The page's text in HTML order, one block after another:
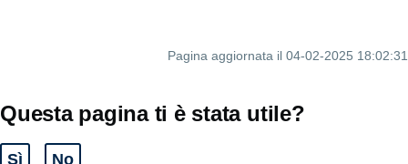
Pagina aggiornata il 04-02-2025 18:02:31
Questa pagina ti è stata utile?
Sì